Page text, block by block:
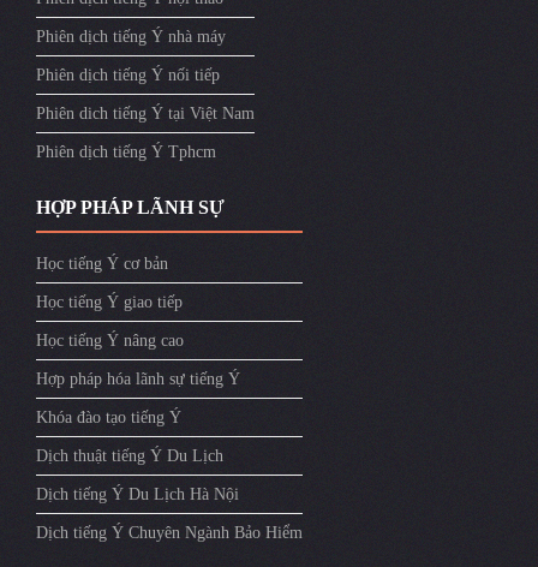
Phiên dịch tiếng Ý nhà máy
Phiên dịch tiếng Ý nối tiếp
Phiên dich tiếng Ý tại Việt Nam
Phiên dịch tiếng Ý Tphcm
HỢP PHÁP LÃNH SỰ
Học tiếng Ý cơ bản
Học tiếng Ý giao tiếp
Học tiếng Ý nâng cao
Hợp pháp hóa lãnh sự tiếng Ý
Khóa đào tạo tiếng Ý
Dịch thuật tiếng Ý Du Lịch
Dịch tiếng Ý Du Lịch Hà Nội
Dịch tiếng Ý Chuyên Ngành Bảo Hiểm